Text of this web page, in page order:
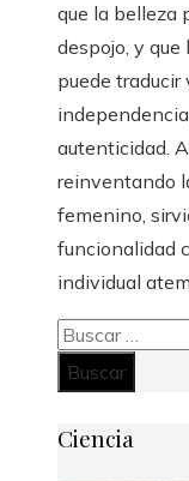
que la belleza
despojo, y
puede traducir
autenticidad.
reinventando
femenino,
funcionalidad
individual
Buscar:
Ciencia